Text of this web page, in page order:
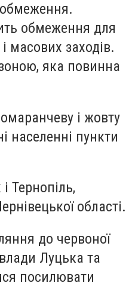
обмеження.
обмеження для
масових заходів.
яка повинна
і жовту
населенні пункти
Тернопіль,
області.
до червоної
Луцька та
посилювати